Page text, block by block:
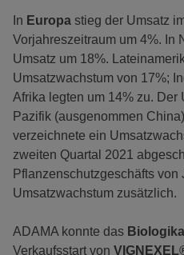
In Europa stieg der Umsatz
Vorjahreszeitraum um 4%. In
Umsatz um 18%.
Umsatzwachstum von 17%;
Afrika legten um 14% zu.
Pazifik (ausgenommen
verzeichnete ein
zweiten Quartal 2021
Pflanzenschutzgeschäfts
Umsatzwachstum zusätzlich.
ADAMA konnte das
Verkaufsstart von